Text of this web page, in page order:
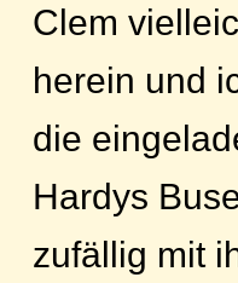
Clem
herein und
die
Hardys
zufällig mit